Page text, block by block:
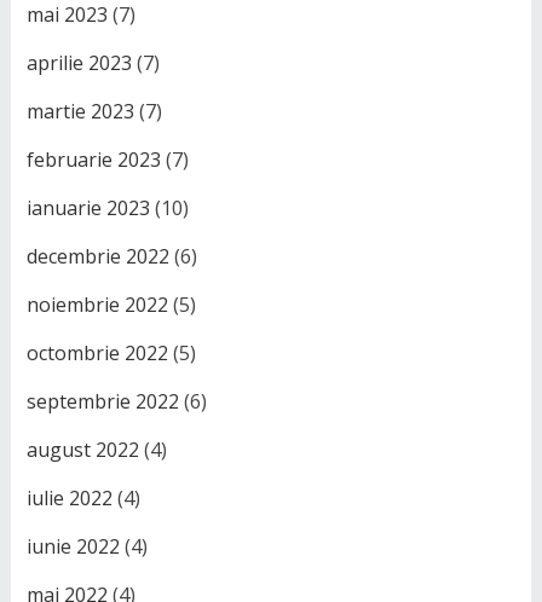
mai 2023 (7)
aprilie 2023 (7)
martie 2023 (7)
februarie 2023 (7)
ianuarie 2023 (10)
decembrie 2022 (6)
noiembrie 2022 (5)
octombrie 2022 (5)
septembrie 2022 (6)
august 2022 (4)
iulie 2022 (4)
iunie 2022 (4)
mai 2022 (4)